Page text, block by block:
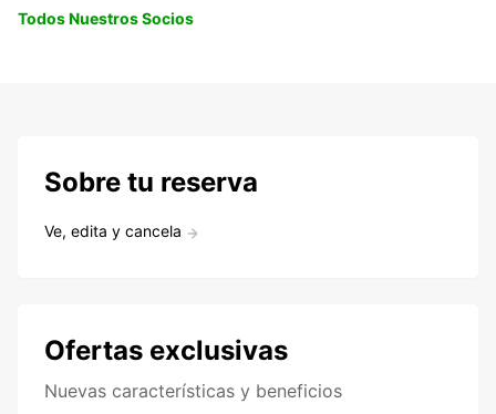
Todos Nuestros Socios
Sobre tu reserva
Ve, edita y cancela
Ofertas exclusivas
Nuevas características y beneficios